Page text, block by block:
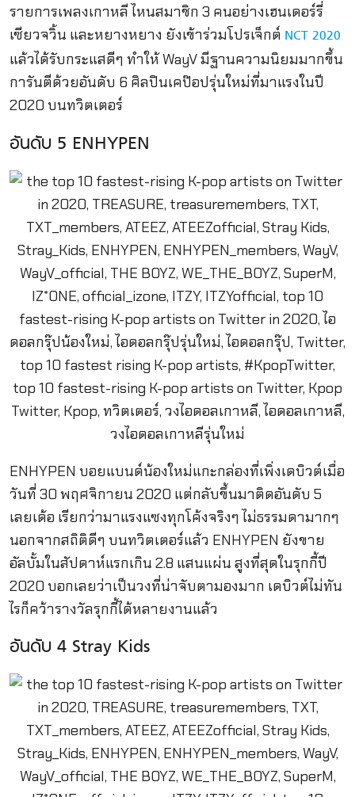
รายการเพลงเกาหลี ไหนสมาชิก 3 คนอย่างเฮนเดอร์รี่
เซียวจวิ้น และหยางหยาง ยังเข้าร่วมโปรเจ็กต์ NCT 2020
แล้วได้รับกระแสดีๆ ทำให้ WayV มีฐานความนิยมมากขึ้น
การันตีด้วยอันดับ 6 ศิลปินเคป๊อปรุ่นใหม่ที่มาแรงในปี
2020 บนทวิตเตอร์
อันดับ 5 ENHYPEN
ENHYPEN บอยแบนด์น้องใหม่แกะกล่องที่เพิ่งเดบิวต์เมื่อ
วันที่ 30 พฤศจิกายน 2020 แต่กลับขึ้นมาติดอันดับ 5
เลยเด้อ เรียกว่ามาแรงแซงทุกโค้งจริงๆ ไม่ธรรมดามากๆ
นอกจากสถิติดีๆ บนทวิตเตอร์แล้ว ENHYPEN ยังขาย
อัลบั้มในสัปดาห์แรกเกิน 2.8 แสนแผ่น สูงที่สุดในรุกกี้ปี
2020 บอกเลยว่าเป็นวงที่น่าจับตามองมาก เดบิวต์ไม่ทัน
ไรก็คว้ารางวัลรุกกี้ได้หลายงานแล้ว
อันดับ 4 Stray Kids